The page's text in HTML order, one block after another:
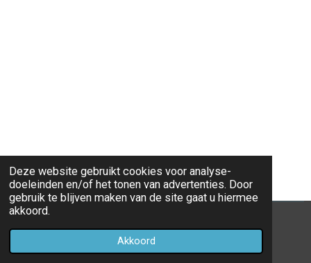
Deze website gebruikt cookies voor analyse-
doeleinden en/of het tonen van advertenties. Door
gebruik te blijven maken van de site gaat u hiermee
akkoord.
Akkoord